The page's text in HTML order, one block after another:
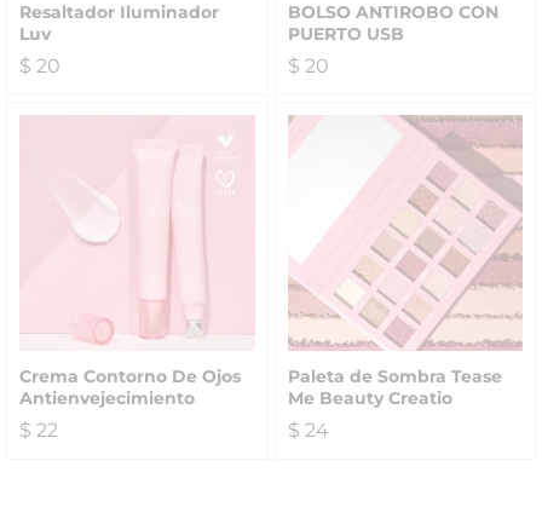
Resaltador Iluminador
Luv
$ 20
BOLSO ANTIROBO CON
PUERTO USB
$ 20
Crema Contorno De Ojos
Antienvejecimiento
$ 22
Paleta de Sombra Tease
Me Beauty Creatio
$ 24